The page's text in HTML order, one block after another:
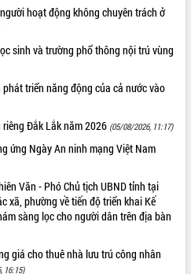
hoạt động không chuyên trách ở
sinh và trường phổ thông nội trú vùng
triển năng động của cả nước vào
Đắk Lắk năm 2026 (05/08/2026, 11:17)
ứng Ngày An ninh mạng Việt Nam
Văn - Phó Chủ tịch UBND tỉnh tại
xã, phường về tiến độ triển khai Kế
sàng lọc cho người dân trên địa bàn
giá cho thuê nhà lưu trú công nhân
16:15)